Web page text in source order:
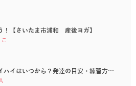
！【さいたま市浦和 産後ヨガ】
ハイはいつから？発達の目安・練習方…